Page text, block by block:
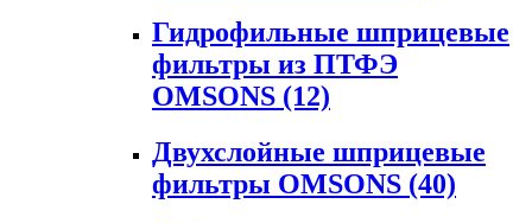
Гидрофильные шприцевые
фильтры из ПТФЭ
OMSONS (12)
Двухслойные шприцевые
фильтры OMSONS (40)